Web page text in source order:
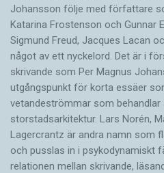
Johansson följe med författare
Katarina Frostenson och Gunnar
Sigmund Freud, Jacques Lacan
något av ett nyckelord. Det är i
skrivande som Per Magnus
utgångspunkt för korta essäer
vetandeströmmar som
storstadsarkitektur. Lars Norén,
Lagercrantz är andra namn som
och pusslas in i psykodynamiskt
relationen mellan skrivande,